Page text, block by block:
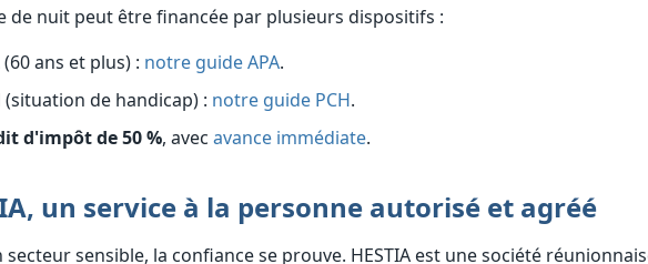
de nuit peut être financée par plusieurs dispositifs :
(60 ans et plus) : notre guide APA.
(situation de handicap) : notre guide PCH.
d'impôt de 50 %, avec avance immédiate.
un service à la personne autorisé et agréé
secteur sensible, la confiance se prouve. HESTIA est une société